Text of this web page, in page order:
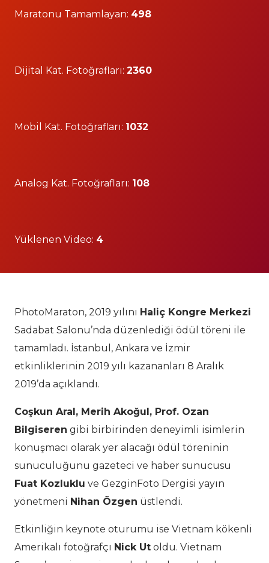
Maratonu Tamamlayan: 498
Dijital Kat. Fotoğrafları: 2360
Mobil Kat. Fotoğrafları: 1032
Analog Kat. Fotoğrafları: 108
Yüklenen Video: 4
PhotoMaraton, 2019 yılını Haliç Kongre Merkezi
Sadabat Salonu’nda düzenlediği ödül töreni ile
tamamladı. İstanbul, Ankara ve İzmir
etkinliklerinin 2019 yılı kazananları 8 Aralık
2019’da açıklandı.
Coşkun Aral, Merih Akoğul, Prof. Ozan
Bilgiseren gibi birbirinden deneyimli isimlerin
konuşmacı olarak yer alacağı ödül töreninin
sunuculuğunu gazeteci ve haber sunucusu
Fuat Kozluklu ve GezginFoto Dergisi yayın
yönetmeni Nihan Özgen üstlendi.
Etkinliğin keynote oturumu ise Vietnam kökenli
Amerikalı fotoğrafçı Nick Ut oldu. Vietnam